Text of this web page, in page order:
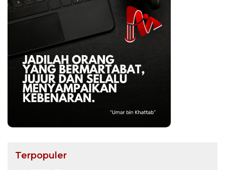
Terpopuler